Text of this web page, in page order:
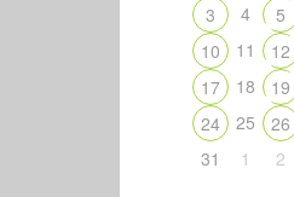
3
4 5
10
11 12
17
18 19
24
25 26
31
1 2